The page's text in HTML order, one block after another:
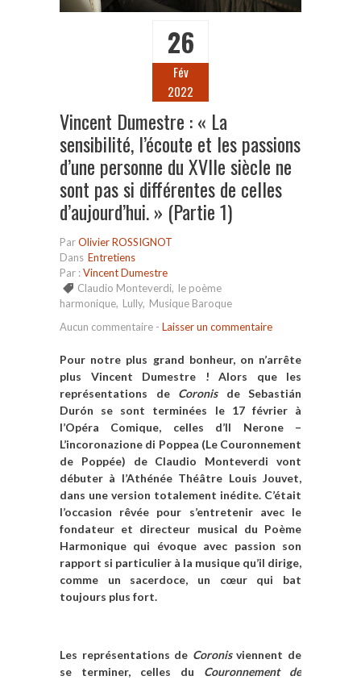
26
Fév
2022
Vincent Dumestre : « La
sensibilité, l’écoute et les passions
d’une personne du XVIIe siècle ne
sont pas si différentes de celles
d’aujourd’hui. » (Partie 1)
ParOlivier ROSSIGNOT
Dans Entretiens
Par :Vincent Dumestre
Claudio Monteverdi, le poème
harmonique, Lully, Musique Baroque
Aucun commentaire - Laisser un commentaire
Pour notre plus grand bonheur, on n’arrête
plus Vincent Dumestre ! Alors que les
représentations de Coronisde Sebastián
Durón se sont terminées le 17 février à
l’Opéra Comique, celles d’Il Nerone –
L’incoronazione di Poppea (Le Couronnement
de Poppée) de Claudio Monteverdi vont
débuter à l’Athénée Théâtre Louis Jouvet,
dans une version totalement inédite. C’était
l’occasion rêvée pour s’entretenir avec le
fondateur et directeur musical du Poème
Harmonique qui évoque avec passion son
rapport si particulier à la musique qu’il dirige,
comme un sacerdoce, un cœur qui bat
toujours plus fort.
Les représentations de Coronisviennent de
se terminer, celles du Couronnement de